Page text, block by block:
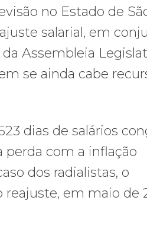
no Estado de
salarial, em
Assembleia
se ainda cabe
dias de salários
perda com a inflação
dos radialistas, o
em maio de